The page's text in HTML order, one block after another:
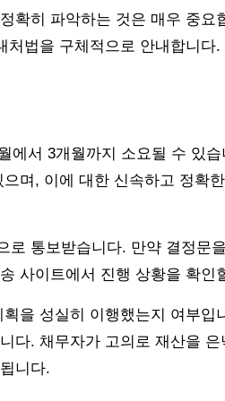
확히 파악하는 것은 매우 중요
법을 구체적으로 안내합니다
에서 3개월까지 소요될 수 있
며, 이에 대한 신속하고 정확
로 통보받습니다. 만약 결정문
사이트에서 진행 상황을 확인
을 성실히 이행했는지 여부입
다. 채무자가 고의로 재산을 은
니다.